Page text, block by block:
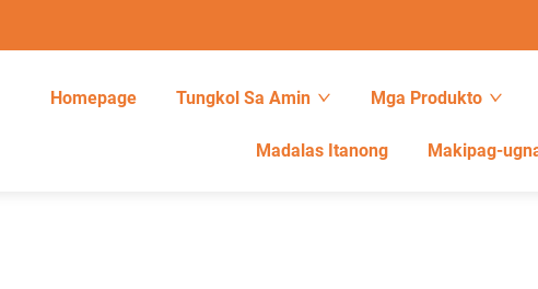
Homepage Tungkol Sa Amin Mga Produkto
Madalas Itanong Makipag-